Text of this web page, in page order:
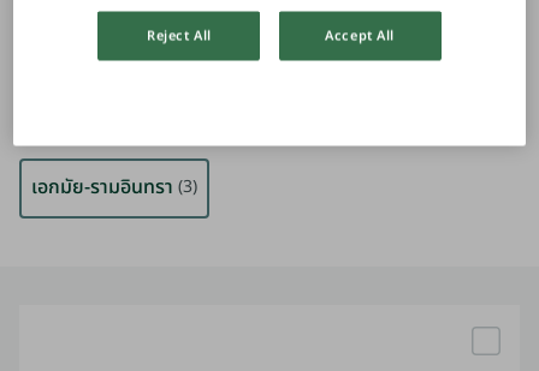
ย่านใจกลางลุมพินี (2) สุขุมวิท (24)
เอกมัย-รามอินทรา (3)
Reject All Accept All